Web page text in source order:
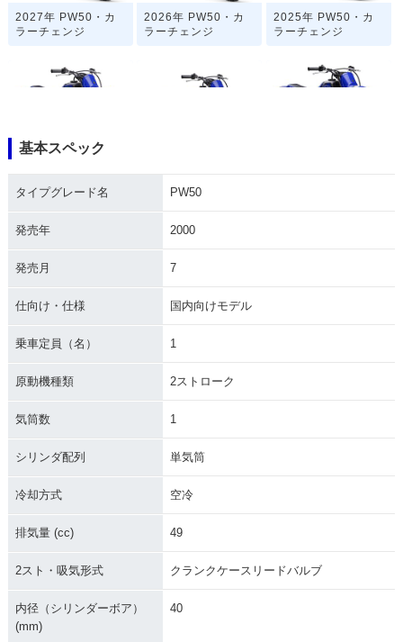
2027年 PW50・カ
ラーチェンジ
2026年 PW50・カ
ラーチェンジ
2025年 PW50・カ
ラーチェンジ
ラーチェンジ
イナーチェンジ
2015年 PW50・カ
基本スペック
タイプグレード名 PW50
発売年 2000
発売月 7
仕向け・仕様 国内向けモデル
乗車定員（名） 1
原動機種類 2ストローク
気筒数 1
シリンダ配列 単気筒
冷却方式 空冷
排気量 (cc) 49
2スト・吸気形式 クランクケースリードバルブ
内径（シリンダーボア）
(mm)
40